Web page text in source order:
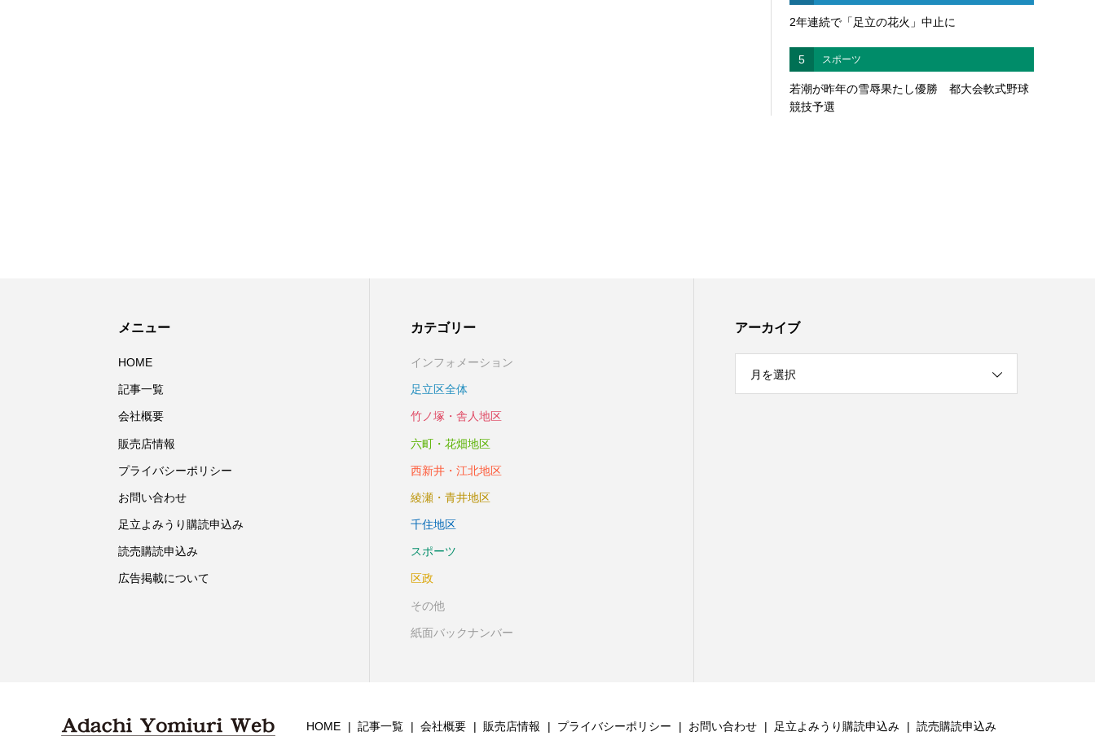
2年連続で「足立の花火」中止に
5 スポーツ
若潮が昨年の雪辱果たし優勝 都大会軟式野球
競技予選
メニュー
HOME
記事一覧
会社概要
販売店情報
プライバシーポリシー
お問い合わせ
足立よみうり購読申込み
読売購読申込み
広告掲載について
カテゴリー
インフォメーション
足立区全体
竹ノ塚・舎人地区
六町・花畑地区
西新井・江北地区
綾瀬・青井地区
千住地区
スポーツ
区政
その他
紙面バックナンバー
アーカイブ
月を選択
HOME 記事一覧 会社概要 販売店情報 プライバシーポリシー お問い合わせ 足立よみうり購読申込み 読売購読申込み